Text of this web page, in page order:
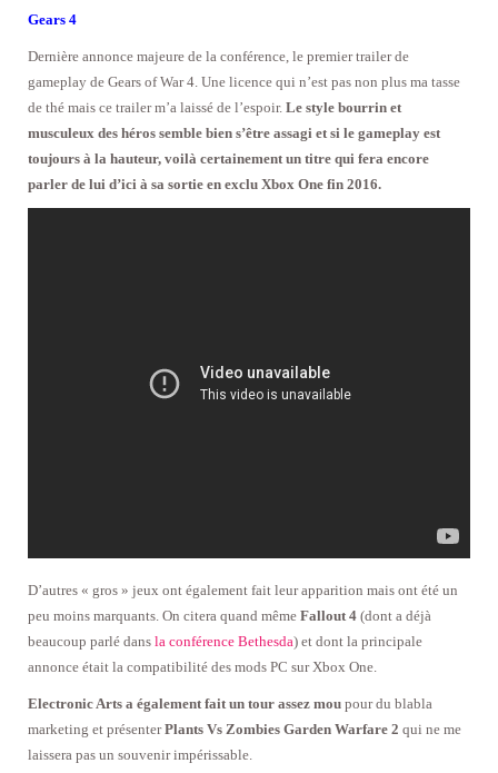
Gears 4
Dernière annonce majeure de la conférence, le premier trailer de
gameplay de Gears of War 4. Une licence qui n’est pas non plus ma tasse
de thé mais ce trailer m’a laissé de l’espoir. Le style bourrin et
musculeux des héros semble bien s’être assagi et si le gameplay est
toujours à la hauteur, voilà certainement un titre qui fera encore
parler de lui d’ici à sa sortie en exclu Xbox One fin 2016.
D’autres « gros » jeux ont également fait leur apparition mais ont été un
peu moins marquants. On citera quand même Fallout 4 (dont a déjà
beaucoup parlé dans la conférence Bethesda) et dont la principale
annonce était la compatibilité des mods PC sur Xbox One.
Electronic Arts a également fait un tour assez mou pour du blabla
marketing et présenterPlants Vs Zombies Garden Warfare 2 qui ne me
laissera pas un souvenir impérissable.